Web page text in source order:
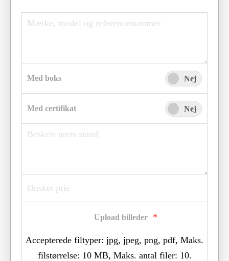
Med boks Nej
Med certifikat Nej
Upload billeder *
Accepterede filtyper: jpg, jpeg, png, pdf, Maks.
filstørrelse: 10 MB, Maks. antal filer: 10.